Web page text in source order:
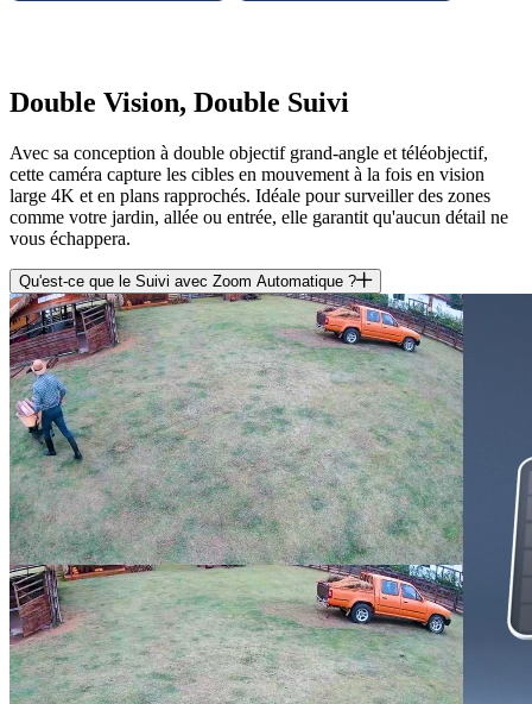
Double Vision, Double Suivi
Avec sa conception à double objectif grand-angle et téléobjectif,
cette caméra capture les cibles en mouvement à la fois en vision
large 4K et en plans rapprochés. Idéale pour surveiller des zones
comme votre jardin, allée ou entrée, elle garantit qu'aucun détail ne
vous échappera.
Qu'est-ce que le Suivi avec Zoom Automatique ?